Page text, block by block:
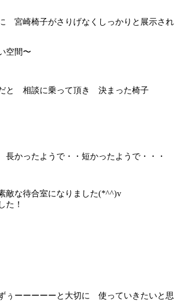
宮崎椅子がさりげなくしっかりと展示され
空間〜
と 相談に乗って頂き 決まった椅子
かったようで・・短かったようで・・・
敵な待合室になりました(*^^)v
た！
ぅーーーーーと大切に 使っていきたいと思